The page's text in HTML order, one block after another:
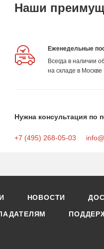
Наши
Еженедельные
Всегда в наличии
на складе в Москве
Нужна консультация по
+7 (495) 268-05-03
НОВОСТИ